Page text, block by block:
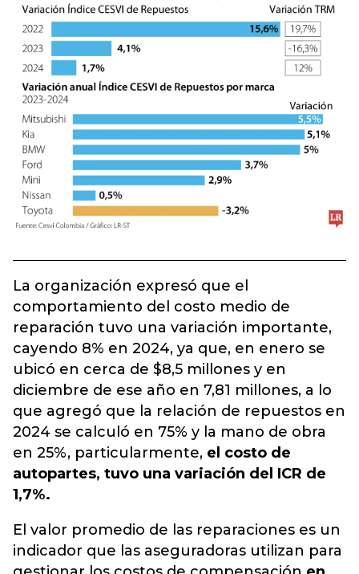
La organización expresó que el
comportamiento del costo medio de
reparación tuvo una variación importante,
cayendo 8% en 2024, ya que, en enero se
ubicó en cerca de $8,5 millones y en
diciembre de ese año en 7,81 millones, a lo
que agregó que la relación de repuestos en
2024 se calculó en 75% y la mano de obra
en 25%, particularmente, el costo de
autopartes, tuvo una variación del ICR de
1,7%.
El valor promedio de las reparaciones es un
indicador que las aseguradoras utilizan para